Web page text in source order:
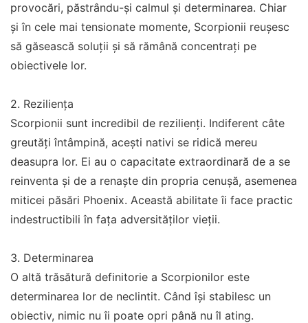
provocări, păstrându-și calmul și determinarea. Chiar
și în cele mai tensionate momente, Scorpionii reușesc
să găsească soluții și să rămână concentrați pe
obiectivele lor.
2. Reziliența
Scorpionii sunt incredibil de rezilienți. Indiferent câte
greutăți întâmpină, acești nativi se ridică mereu
deasupra lor. Ei au o capacitate extraordinară de a se
reinventa și de a renaște din propria cenușă, asemenea
miticei păsări Phoenix. Această abilitate îi face practic
indestructibili în fața adversităților vieții.
3. Determinarea
O altă trăsătură definitorie a Scorpionilor este
determinarea lor de neclintit. Când își stabilesc un
obiectiv, nimic nu îi poate opri până nu îl ating.